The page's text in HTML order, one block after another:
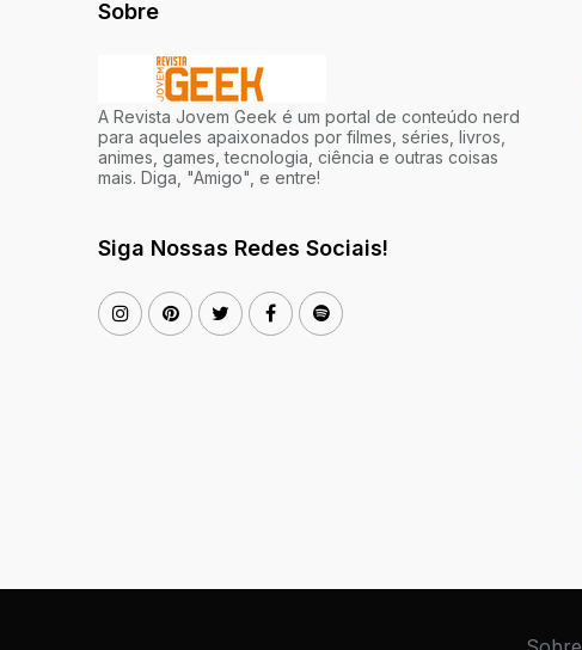
Sobre
A Revista Jovem Geek é um portal de conteúdo nerd
para aqueles apaixonados por filmes, séries, livros,
animes, games, tecnologia, ciência e outras coisas
mais. Diga, "Amigo", e entre!
Siga Nossas Redes Sociais!